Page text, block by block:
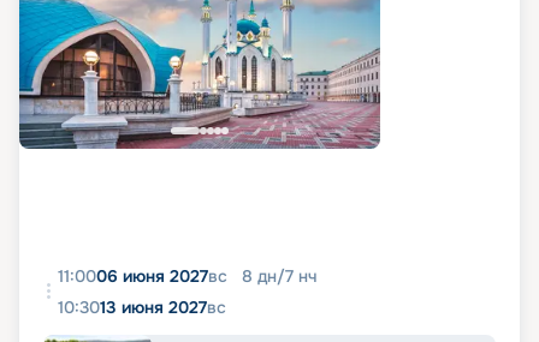
11:0006 июня 2027вс 8 дн/7 нч
10:3013 июня 2027вс